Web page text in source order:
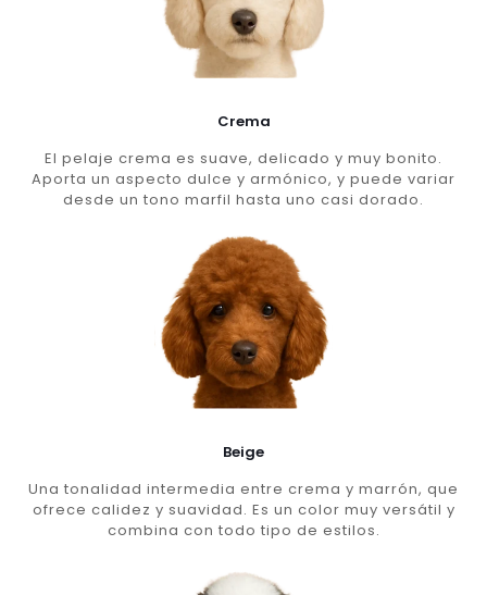
Crema
El pelaje crema es suave, delicado y muy bonito.
Aporta un aspecto dulce y armónico, y puede variar
desde un tono marfil hasta uno casi dorado.
Beige
Una tonalidad intermedia entre crema y marrón, que
ofrece calidez y suavidad. Es un color muy versátil y
combina con todo tipo de estilos.